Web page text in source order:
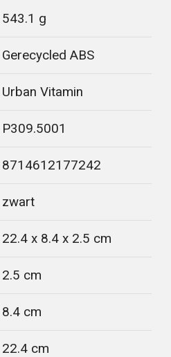
543.1 g
Gerecycled ABS
Urban Vitamin
P309.5001
8714612177242
zwart
22.4 x 8.4 x 2.5 cm
2.5 cm
8.4 cm
22.4 cm